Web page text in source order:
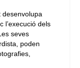
desenvolupa
l’execució dels
seves
poden